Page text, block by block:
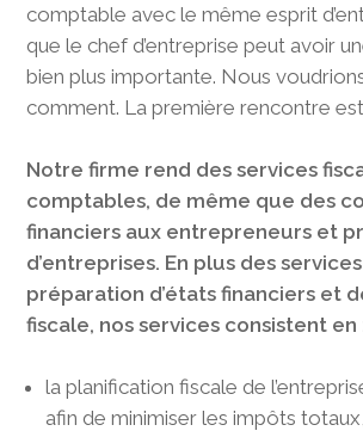
comptable avec le même esprit
que le chef d’entreprise peut avoir
bien plus importante. Nous
comment. La première rencontre est
Notre firme rend des services
comptables, de même que des
financiers aux entrepreneurs et
d’entreprises. En plus des
préparation d’états financiers et
fiscale, nos services consistent en
la planification fiscale de
afin de minimiser les impôts totaux,